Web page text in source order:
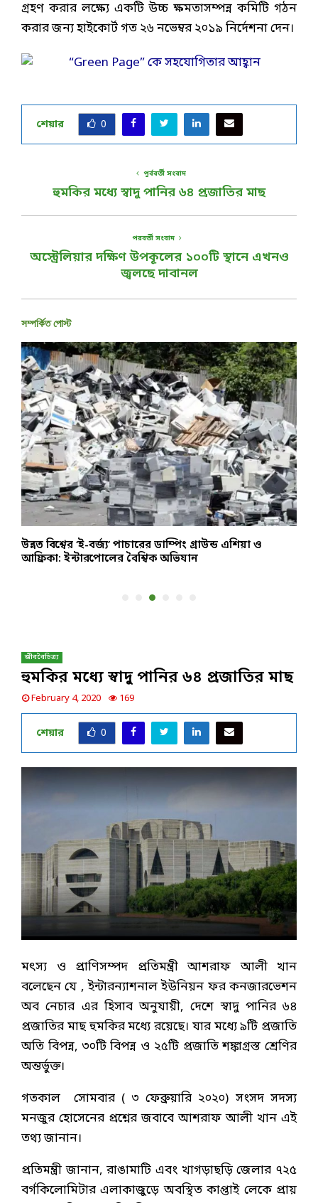
গ্রহণ করার লক্ষ্যে একটি উচ্চ ক্ষমতাসম্পন্ন কমিটি গঠন
করার জন্য হাইকোর্ট গত ২৬ নভেম্বর ২০১৯ নির্দেশনা দেন।
শেয়ার 0
পূর্ববর্তী সংবাদ
হুমকির মধ্যে স্বাদু পানির ৬৪ প্রজাতির মাছ
পরবর্তী সংবাদ
অস্ট্রেলিয়ার দক্ষিণ উপকূলের ১০০টি স্থানে এখনও
জ্বলছে দাবানল
সম্পর্কিত পোস্ট
উন্নত বিশ্বের ‘ই-বর্জ্য’ পাচারের ডাম্পিং গ্রাউন্ড এশিয়া ও
আফ্রিকা: ইন্টারপোলের বৈশ্বিক অভিযান
জীববৈচিত্র্য
হুমকির মধ্যে স্বাদু পানির ৬৪ প্রজাতির মাছ
February 4, 2020 169
শেয়ার 0
মৎস্য ও প্রাণিসম্পদ প্রতিমন্ত্রী আশরাফ আলী খান
বলেছেন যে , ইন্টারন্যাশনাল ইউনিয়ন ফর কনজারভেশন
অব নেচার এর হিসাব অনুযায়ী, দেশে স্বাদু পানির ৬৪
প্রজাতির মাছ হুমকির মধ্যে রয়েছে। যার মধ্যে ৯টি প্রজাতি
অতি বিপন্ন, ৩০টি বিপন্ন ও ২৫টি প্রজাতি শঙ্কাগ্রস্ত শ্রেণির
অন্তর্ভুক্ত।
গতকাল সোমবার ( ৩ ফেব্রুয়ারি ২০২০) সংসদ সদস্য
মনজুর হোসেনের প্রশ্নের জবাবে আশরাফ আলী খান এই
তথ্য জানান।
প্রতিমন্ত্রী জানান, রাঙামাটি এবং খাগড়াছড়ি জেলার ৭২৫
বর্গকিলোমিটার এলাকাজুড়ে অবস্থিত কাপ্তাই লেকে প্রায়